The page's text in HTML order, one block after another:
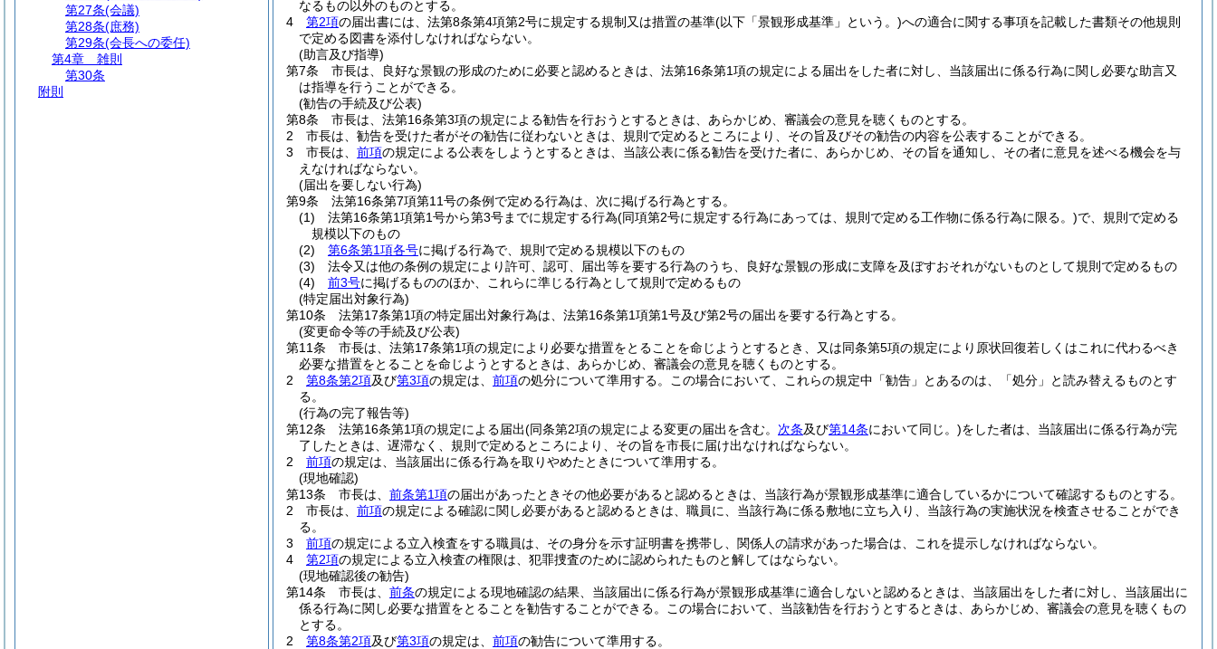
なるもの以外のものとする。
4
第2項の届出書には、法第8条第4項第2号に規定する規制又は措置の基準(以下「景観形成基準」という。)への適合に関する事項を記載した書類その他規則
で定める図書を添付しなければならない。
(助言及び指導)
第7条
市長は、良好な景観の形成のために必要と認めるときは、法第16条第1項の規定による届出をした者に対し、当該届出に係る行為に関し必要な助言又
は指導を行うことができる。
(勧告の手続及び公表)
第8条
市長は、法第16条第3項の規定による勧告を行おうとするときは、あらかじめ、審議会の意見を聴くものとする。
2
市長は、勧告を受けた者がその勧告に従わないときは、規則で定めるところにより、その旨及びその勧告の内容を公表することができる。
3
市長は、 前項の規定による公表をしようとするときは、当該公表に係る勧告を受けた者に、あらかじめ、その旨を通知し、その者に意見を述べる機会を与
えなければならない。
(届出を要しない行為)
第9条
法第16条第7項第11号の条例で定める行為は、次に掲げる行為とする。
(1)
法第16条第1項第1号から第3号までに規定する行為(同項第2号に規定する行為にあっては、規則で定める工作物に係る行為に限る。)で、規則で定める
規模以下のもの
(2)
第6条第1項各号に掲げる行為で、規則で定める規模以下のもの
(3)
法令又は他の条例の規定により許可、認可、届出等を要する行為のうち、良好な景観の形成に支障を及ぼすおそれがないものとして規則で定めるもの
(4)
前3号に掲げるもののほか、これらに準じる行為として規則で定めるもの
(特定届出対象行為)
第10条
法第17条第1項の特定届出対象行為は、法第16条第1項第1号及び第2号の届出を要する行為とする。
(変更命令等の手続及び公表)
第11条
市長は、法第17条第1項の規定により必要な措置をとることを命じようとするとき、又は同条第5項の規定により原状回復若しくはこれに代わるべき
必要な措置をとることを命じようとするときは、あらかじめ、審議会の意見を聴くものとする。
2
第8条第2項及び第3項の規定は、 前項の処分について準用する。
この場合において、これらの規定中「勧告」とあるのは、「処分」と読み替えるものとす
る。
(行為の完了報告等)
第12条
法第16条第1項の規定による届出(同条第2項の規定による変更の届出を含む。 次条及び第14条において同じ。)をした者は、当該届出に係る行為が完
了したときは、遅滞なく、規則で定めるところにより、その旨を市長に届け出なければならない。
2
前項の規定は、当該届出に係る行為を取りやめたときについて準用する。
(現地確認)
第13条
市長は、 前条第1項の届出があったときその他必要があると認めるときは、当該行為が景観形成基準に適合しているかについて確認するものとする。
2
市長は、 前項の規定による確認に関し必要があると認めるときは、職員に、当該行為に係る敷地に立ち入り、当該行為の実施状況を検査させることができ
る。
3
前項の規定による立入検査をする職員は、その身分を示す証明書を携帯し、関係人の請求があった場合は、これを提示しなければならない。
4
第2項の規定による立入検査の権限は、犯罪捜査のために認められたものと解してはならない。
(現地確認後の勧告)
第14条
市長は、 前条の規定による現地確認の結果、当該届出に係る行為が景観形成基準に適合しないと認めるときは、当該届出をした者に対し、当該届出に
係る行為に関し必要な措置をとることを勧告することができる。
この場合において、当該勧告を行おうとするときは、あらかじめ、審議会の意見を聴くもの
とする。
2
第8条第2項及び第3項の規定は、 前項の勧告について準用する。
第27条(会議)
第28条(庶務)
第29条(会長への委任)
第4章
雑則
第30条
附則